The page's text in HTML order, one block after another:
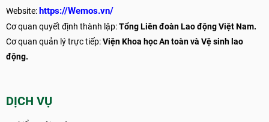
Website:https://Wemos.vn/
Cơ quan quyết định thành lập:Tổng Liên đoàn Lao động Việt Nam.
Cơ quan quản lý trực tiếp:Viện Khoa học An toàn và Vệ sinh lao
động.
DỊCH VỤ